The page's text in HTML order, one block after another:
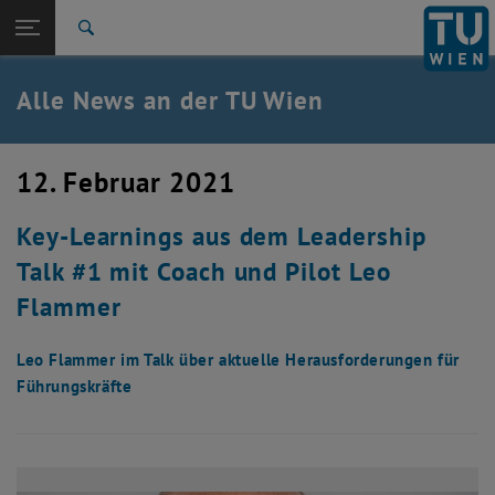
TU Login
Quicklinks
Quicklinks-Menü umschalten
Studium
Karriere
Zurück: Subseiten von TU Wien Startseite auflisten
Zurück zur letzten Ebene:
TU Wien Startseite
Übersicht
Alle News an der TU Wien
12. Februar 2021
Key-Learnings aus dem Leadership
Talk #1 mit Coach und Pilot Leo
Flammer
Leo Flammer im Talk über aktuelle Herausforderungen für
Führungskräfte